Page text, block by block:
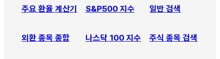
주요 환율 계산기
외환 종목 종합
S&P500 지수
나스닥 100 지수
일반 검색
주식 종목 검색